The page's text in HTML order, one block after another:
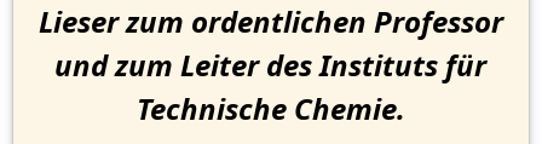
Lieser zum ordentlichen Professor
und zum Leiter des Instituts für
Technische Chemie.